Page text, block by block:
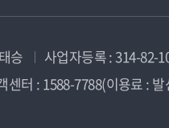
승 사업자등록 : 314-82-
센터 : 1588-7788(이용료 :